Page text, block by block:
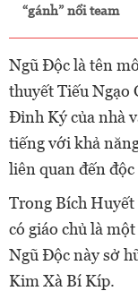
“gánh” nổi team
Ngũ Độc là tên
thuyết Tiếu Ngạo
Đỉnh Ký của nhà
tiếng với khả
liên quan đến độc
Trong Bích
có giáo chủ là
Ngũ Độc này sở
Kim Xà Bí Kíp.